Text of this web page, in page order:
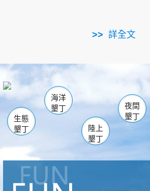
詳全文
海生館
恆春
龍鑾潭自然中心 森林遊樂
瓊麻館
關山 墾管處遊客
社頂
船帆石
白砂 香蕉
鵝
生態
墾丁
海洋
墾丁
陸上
墾丁
夜間
墾丁